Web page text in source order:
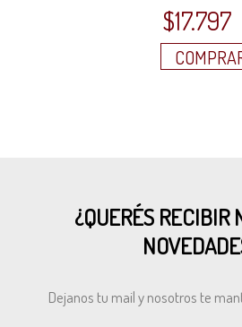
$17.797
¿QUERÉS RECIBIR
Dejanos tu mail y nosotros te